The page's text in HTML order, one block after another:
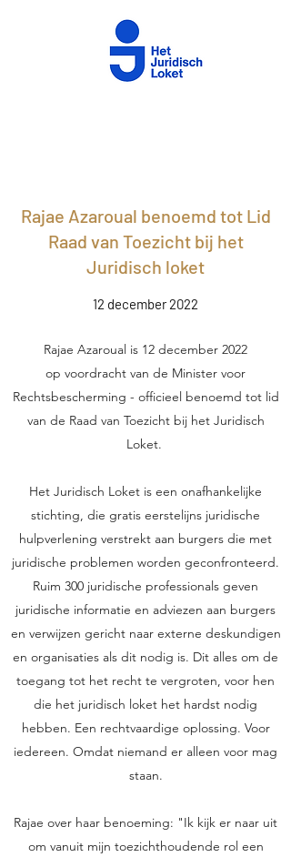
Rajae Azaroual benoemd tot Lid
Raad van Toezicht bij het
Juridisch loket
12 december 2022
Rajae Azaroual is 12 december 2022
op voordracht van de Minister voor
Rechtsbescherming - officieel benoemd tot lid
van de Raad van Toezicht bij het Juridisch
Loket.
Het Juridisch Loket is een onafhankelijke
stichting, die gratis eerstelijns juridische
hulpverlening verstrekt aan burgers die met
juridische problemen worden geconfronteerd.
Ruim 300 juridische professionals geven
juridische informatie en adviezen aan burgers
en verwijzen gericht naar externe deskundigen
en organisaties als dit nodig is. Dit alles om de
toegang tot het recht te vergroten, voor hen
die het juridisch loket het hardst nodig
hebben. Een rechtvaardige oplossing. Voor
iedereen. Omdat niemand er alleen voor mag
staan.
Rajae over haar benoeming: "Ik kijk er naar uit
om vanuit mijn toezichthoudende rol een